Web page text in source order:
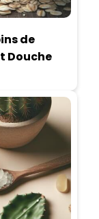
de
Douche